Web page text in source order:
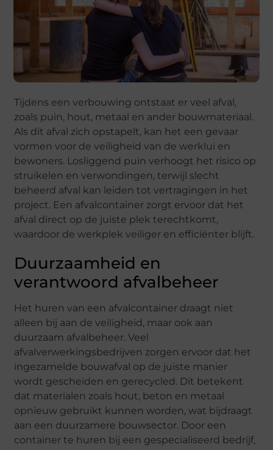
Tijdens een verbouwing ontstaat er veel afval,
zoals puin, hout, metaal en ander bouwmateriaal.
Als dit afval zich opstapelt, kan het een gevaar
vormen voor de veiligheid van de werklui en
bewoners. Losliggend puin verhoogt het risico op
struikelen en verwondingen, terwijl slecht
beheerd afval kan leiden tot vertragingen in het
project. Een afvalcontainer zorgt ervoor dat het
afval direct op de juiste plek terechtkomt,
waardoor de werkplek veiliger en efficiënter blijft.
Duurzaamheid en
verantwoord afvalbeheer
Het huren van een afvalcontainer draagt niet
alleen bij aan de veiligheid, maar ook aan
duurzaam afvalbeheer. Veel
afvalverwerkingsbedrijven zorgen ervoor dat het
ingezamelde bouwafval op de juiste manier
wordt gescheiden en gerecycled. Dit betekent
dat materialen zoals hout, beton en metaal
opnieuw gebruikt kunnen worden, wat bijdraagt
aan een duurzamere bouwsector. Door een
container te huren bij een gespecialiseerd bedrijf,